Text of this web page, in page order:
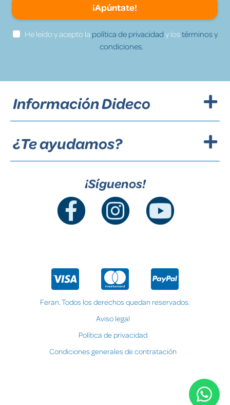
¡Apúntate!
He leído y acepto la política de privacidad y lostérminos y
condiciones.
Información Dideco
¿Te ayudamos?
¡Síguenos!
Feran. Todos los derechos quedan reservados.
Aviso legal
Política de privacidad
Condiciones generales de contratación